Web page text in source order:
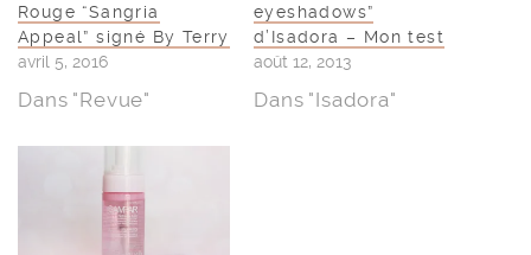
Rouge “Sangria
Appeal” signé By Terry
avril 5, 2016
Dans "Revue"
eyeshadows”
d’Isadora – Mon test
août 12, 2013
Dans "Isadora"